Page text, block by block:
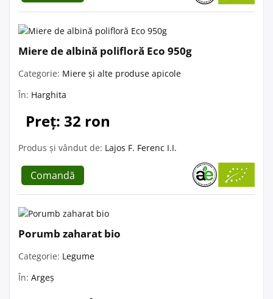
Miere de albină polifloră Eco 950g
Categorie: Miere și alte produse apicole
În: Harghita
Preț: 32 ron
Produs și vândut de: Lajos F. Ferenc I.I.
Comandă
Porumb zaharat bio
Categorie: Legume
În: Argeș